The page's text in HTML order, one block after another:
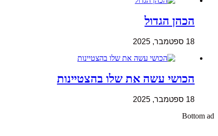
הכהן הגדול
18 ספטמבר, 2025
הכושי עשה את שלו בהצטיינות
18 ספטמבר, 2025
Bottom ad